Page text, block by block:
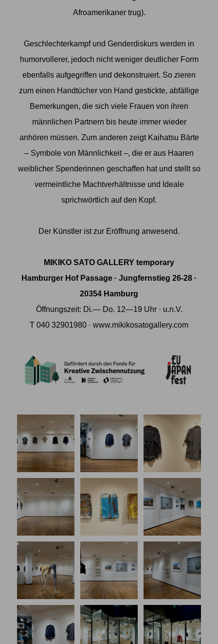
Afroamerikaner trug).
Geschlechterkampf und Genderdiskurs werden in
humorvollerer, jedoch nicht weniger deutlicher Form
ebenfalls aufgegriffen und dekonstruiert. So zieren
zum einen Handtücher von Hand gestickte, abfällige
Bemerkungen, die sich viele Frauen von ihren
männlichen Partnern bis heute immer wieder
anhören müssen. Zum anderen zeigt Kaihatsu Bärte
– Symbole von Männlichkeit –, die er aus Haaren
weiblicher Spenderinnen geschaffen hat und stellt so
vermeintliche Machtverhältnisse und Ideale
sprichwörtlich auf den Kopf.
Der Künstler ist zur Eröffnung anwesend.
MIKIKO SATO GALLERY temporary
Hamburger Hof Passage · Jungfernstieg 26-28 ·
20354 Hamburg
Öffnungszeit: Di.— Do. 12—19 Uhr · u.n.V.
T 040 32901980 · www.mikikosatogallery.com